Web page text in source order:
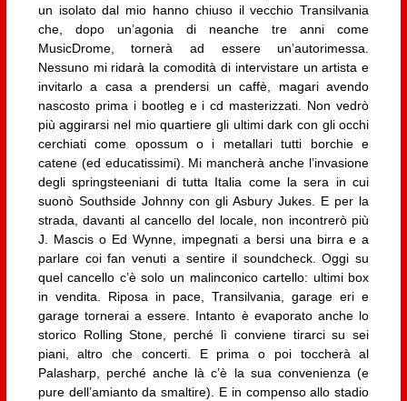
un isolato dal mio hanno chiuso il vecchio Transilvania
che, dopo un’agonia di neanche tre anni come
MusicDrome, tornerà ad essere un’autorimessa.
Nessuno mi ridarà la comodità di intervistare un artista e
invitarlo a casa a prendersi un caffè, magari avendo
nascosto prima i bootleg e i cd masterizzati. Non vedrò
più aggirarsi nel mio quartiere gli ultimi dark con gli occhi
cerchiati come opossum o i metallari tutti borchie e
catene (ed educatissimi). Mi mancherà anche l’invasione
degli springsteeniani di tutta Italia come la sera in cui
suonò Southside Johnny con gli Asbury Jukes. E per la
strada, davanti al cancello del locale, non incontrerò più
J. Mascis o Ed Wynne, impegnati a bersi una birra e a
parlare coi fan venuti a sentire il soundcheck. Oggi su
quel cancello c’è solo un malinconico cartello: ultimi box
in vendita. Riposa in pace, Transilvania, garage eri e
garage tornerai a essere. Intanto è evaporato anche lo
storico Rolling Stone, perché lì conviene tirarci su sei
piani, altro che concerti. E prima o poi toccherà al
Palasharp, perché anche là c’è la sua convenienza (e
pure dell’amianto da smaltire). E in compenso allo stadio